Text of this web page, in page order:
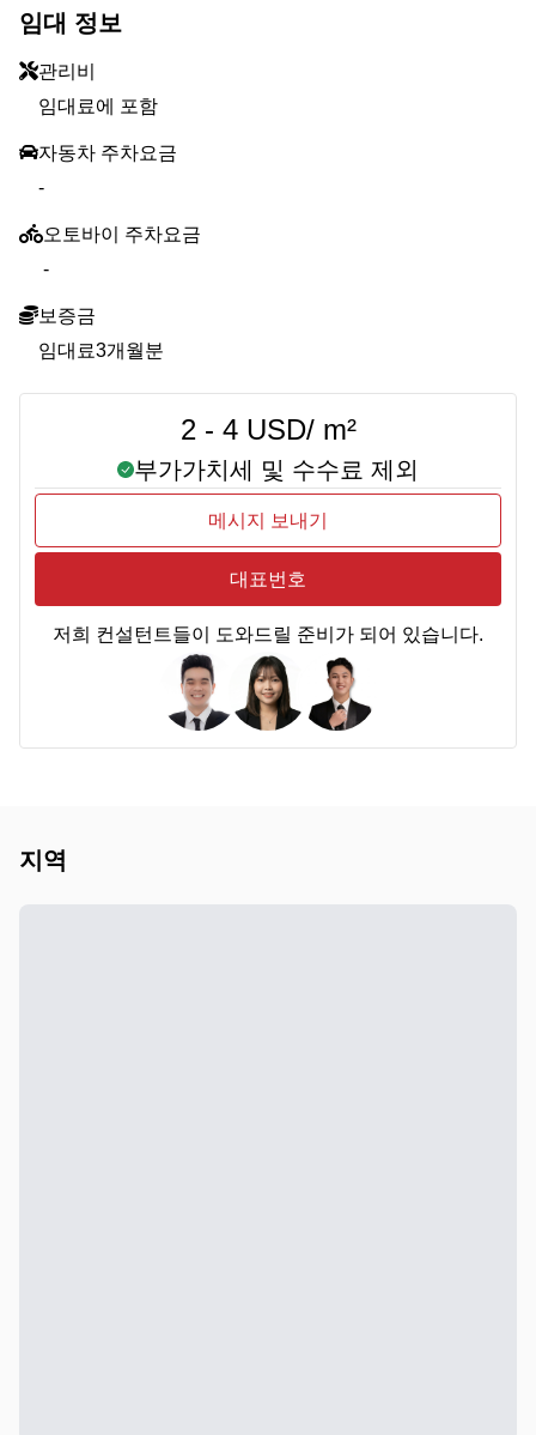
임대 정보
관리비
임대료에 포함
자동차 주차요금
-
오토바이 주차요금
-
보증금
임대료3개월분
2 - 4 USD/ m²
부가가치세 및 수수료 제외
메시지 보내기
대표번호
저희 컨설턴트들이 도와드릴 준비가 되어 있습니다.
지역